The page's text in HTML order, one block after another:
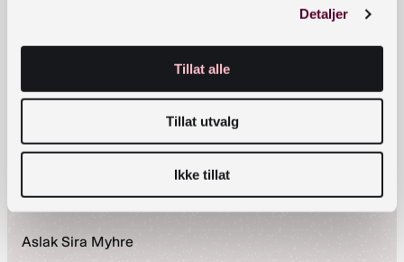
Detaljer
Tillat alle
Tillat utvalg
Ikke tillat
Personvernerklæring
Vilkår for bruk av forum
Tilgjengelighetserklæring
Ansvarlig redaktør
Aslak Sira Myhre